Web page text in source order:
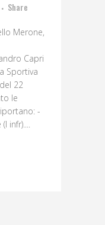
Share
Merone,
Capri
Sportiva
22
le
-
infr)....